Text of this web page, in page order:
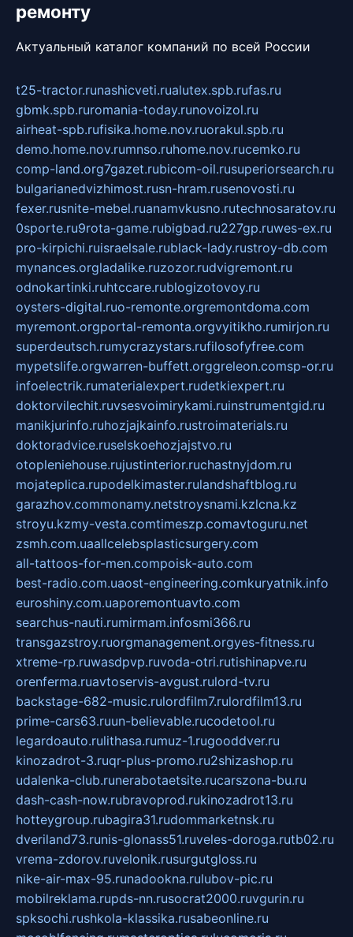
ремонту
Актуальный каталог компаний по всей России
t25-tractor.runashicveti.rualutex.spb.rufas.ru
gbmk.spb.ruromania-today.runovoizol.ru
airheat-spb.rufisika.home.nov.ruorakul.spb.ru
demo.home.nov.rumnso.ruhome.nov.rucemko.ru
comp-land.org7gazet.rubicom-oil.rusuperiorsearch.ru
bulgarianedvizhimost.rusn-hram.rusenovosti.ru
fexer.rusnite-mebel.ruanamvkusno.rutechnosaratov.ru
0sporte.ru9rota-game.rubigbad.ru227gp.ruwes-ex.ru
pro-kirpichi.ruisraelsale.rublack-lady.rustroy-db.com
mynances.orgladalike.ruzozor.rudvigremont.ru
odnokartinki.ruhtccare.rublogizotovoy.ru
oysters-digital.ruo-remonte.orgremontdoma.com
myremont.orgportal-remonta.orgvyitikho.rumirjon.ru
superdeutsch.rumycrazystars.rufilosofyfree.com
mypetslife.orgwarren-buffett.orggreleon.comsp-or.ru
infoelectrik.rumaterialexpert.rudetkiexpert.ru
doktorvilechit.ruvsesvoimirykami.ruinstrumentgid.ru
manikjurinfo.ruhozjajkainfo.rustroimaterials.ru
doktoradvice.ruselskoehozjajstvo.ru
otopleniehouse.rujustinterior.ruchastnyjdom.ru
mojateplica.rupodelkimaster.rulandshaftblog.ru
garazhov.commonamy.netstroysnami.kzlcna.kz
stroyu.kzmy-vesta.comtimeszp.comavtoguru.net
zsmh.com.uaallcelebsplasticsurgery.com
all-tattoos-for-men.compoisk-auto.com
best-radio.com.uaost-engineering.comkuryatnik.info
euroshiny.com.uaporemontuavto.com
searchus-nauti.rumirmam.infosmi366.ru
transgazstroy.ruorgmanagement.orgyes-fitness.ru
xtreme-rp.ruwasdpvp.ruvoda-otri.rutishinapve.ru
orenferma.ruavtoservis-avgust.rulord-tv.ru
backstage-682-music.rulordfilm7.rulordfilm13.ru
prime-cars63.ruun-believable.rucodetool.ru
legardoauto.rulithasa.rumuz-1.rugooddver.ru
kinozadrot-3.ruqr-plus-promo.ru2shizashop.ru
udalenka-club.runerabotaetsite.rucarszona-bu.ru
dash-cash-now.rubravoprod.rukinozadrot13.ru
hotteygroup.rubagira31.rudommarketnsk.ru
dveriland73.runis-glonass51.ruveles-doroga.rutb02.ru
vrema-zdorov.ruvelonik.rusurgutgloss.ru
nike-air-max-95.runadookna.rulubov-pic.ru
mobilreklama.rupds-nn.rusocrat2000.ruvgurin.ru
spksochi.rushkola-klassika.rusabeonline.ru